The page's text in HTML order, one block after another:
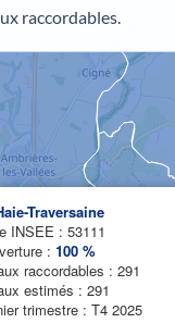
raccordables.
de la carte de
Traversaine
INSEE : 53111
: 100 %
raccordables : 291
estimés : 291
trimestre : T4 2025